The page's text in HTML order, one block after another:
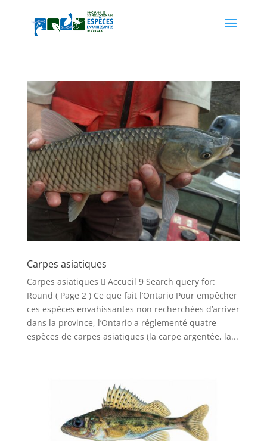
Carpes asiatiques
Carpes asiatiques  Accueil 9 Search query for:
Round ( Page 2 ) Ce que fait l’Ontario Pour empêcher
ces espèces envahissantes non recherchées d’arriver
dans la province, l’Ontario a réglementé quatre
espèces de carpes asiatiques (la carpe argentée, la...